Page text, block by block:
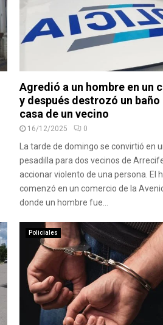
Agredió a un hombre en un
y después destrozó un baño
casa de un vecino
16/12/2025 0
La tarde de domingo se convirtió en
pesadilla para dos vecinos de
accionar violento de una persona. El
comenzó en un comercio de la
donde un hombre fue...
Policiales